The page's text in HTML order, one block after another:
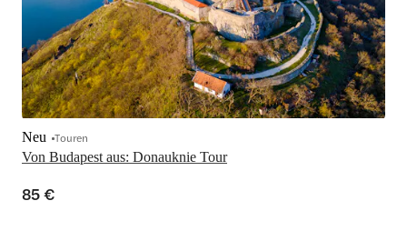
Von Budapest aus: Donauknie Tour
Neu Touren
85 €